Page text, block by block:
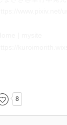
https://
8